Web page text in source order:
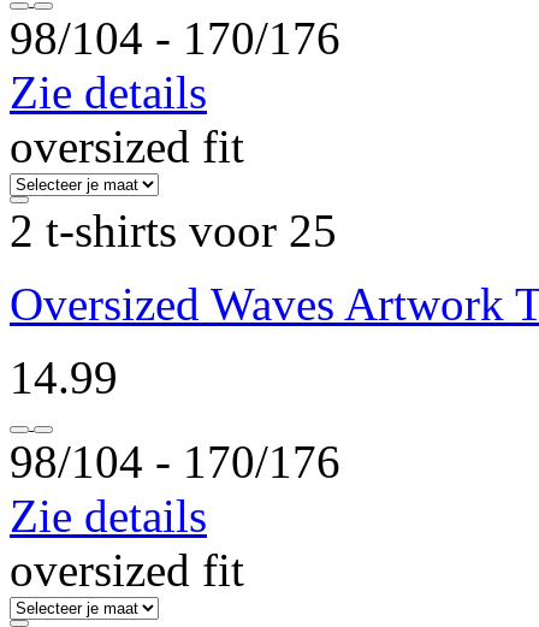
98/104 ‐ 170/176
Zie details
oversized fit
2 t-shirts voor 25
Oversized Waves Artwork
14.99
98/104 ‐ 170/176
Zie details
oversized fit